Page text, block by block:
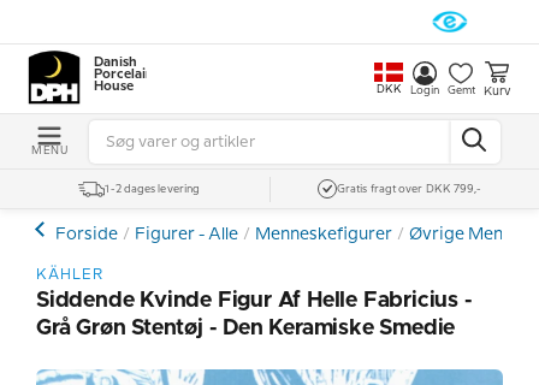
Danish
Porcelain
House
DKK Login Gemt Kurv
MENU
1-2 dages levering Gratis fragt over DKK 799,-
Forside Figurer - Alle Menneskefigurer Øvrige
KÄHLER
Siddende Kvinde Figur Af Helle Fabricius -
Grå Grøn Stentøj - Den Keramiske Smedie